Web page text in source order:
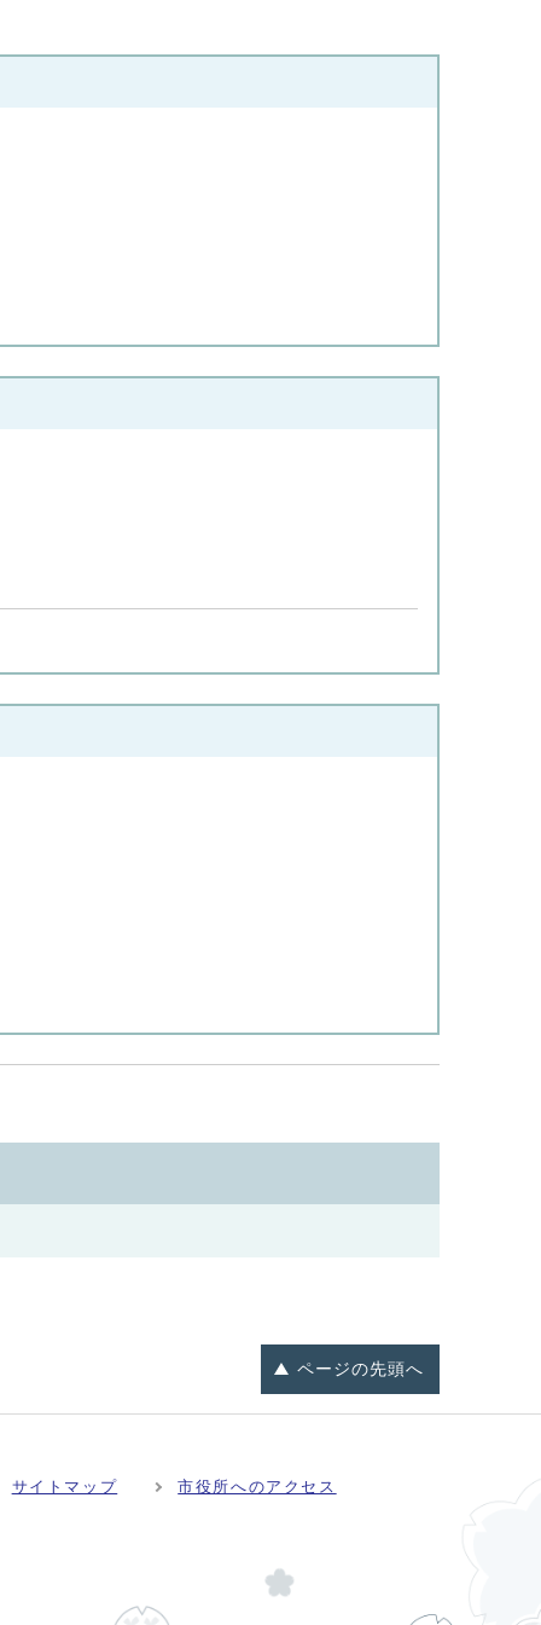
ページの先頭へ
サイトマップ 市役所へのアクセス